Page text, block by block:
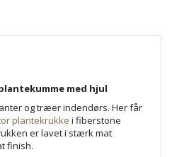
med hjul
og træer indendørs. Her får
plantekrukke i fiberstone
er lavet i stærk mat
finish.